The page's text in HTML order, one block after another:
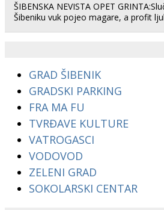
ŠIBENSKA NEVISTA OPET
Šibeniku vuk pojeo magare, a profit
GRAD ŠIBENIK
GRADSKI PARKING
FRA MA FU
TVRĐAVE KULTURE
VATROGASCI
VODOVOD
ZELENI GRAD
SOKOLARSKI CENTAR